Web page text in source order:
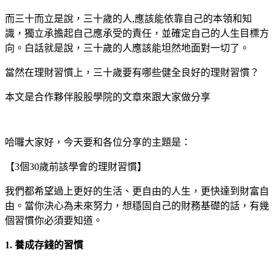
而三十而立是說，三十歲的人,應該能依靠自己的本領和知
識，獨立承擔起自己應承受的責任，並確定自己的人生目標方
向。白話就是說，三十歲的人應該能坦然地面對一切了。
當然在理財習慣上，三十歲要有哪些健全良好的理財習慣？
本文是合作夥伴股股學院的文章來跟大家做分享
哈囉大家好，今天要和各位分享的主題是：
【3個30歲前該學會的理財習慣】
我們都希望過上更好的生活、更自由的人生，更快達到財富自
由。當你決心為未來努力，想穩固自己的財務基礎的話，有幾
個習慣你必須要知道。
1. 養成存錢的習慣